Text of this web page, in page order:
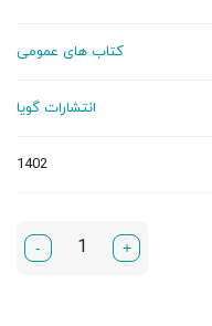
کتاب های عمومی
انتشارات گویا
1402
+
-